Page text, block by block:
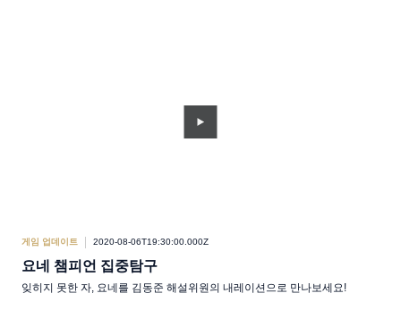
게임 업데이트 2020-08-06T19:30:00.000Z
요네 챔피언 집중탐구
잊히지 못한 자, 요네를 김동준 해설위원의 내레이션으로 만나보세요!